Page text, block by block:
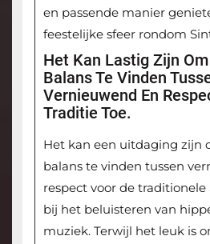
en passende manier
feestelijke sfeer rondom
Het Kan Lastig Zijn
Balans Te Vinden
Vernieuwend En
Traditie Toe.
Het kan een uitdaging zijn
balans te vinden tussen
respect voor de
bij het beluisteren van
muziek. Terwijl het leuk is